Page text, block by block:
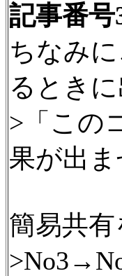
記事番号
ちなみ
るときに
>「この
果が出ま
簡易共